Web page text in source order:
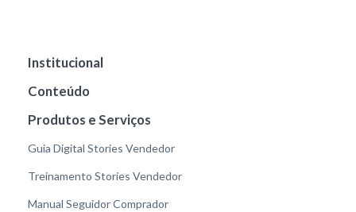
Institucional
Conteúdo
Produtos e Serviços
Guia Digital Stories Vendedor
Treinamento Stories Vendedor
Manual Seguidor Comprador